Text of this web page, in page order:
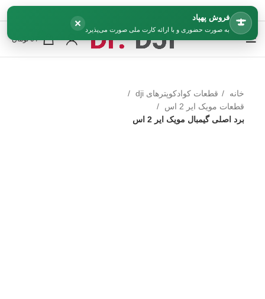
فروش پهپاد
به صورت حضوری و با ارائه کارت ملی صورت می‌پذیرد
×
/
0 تومان
خانه
قطعات کوادکوپترهای dji
قطعات مویک ایر 2 اس
برد اصلی گیمبال مویک ایر 2 اس